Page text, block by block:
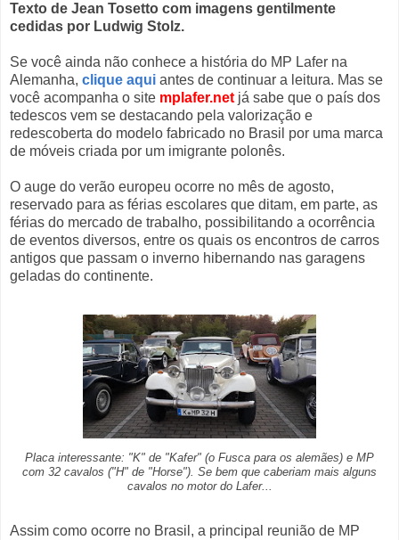
Texto de Jean Tosetto com imagens gentilmente
cedidas por Ludwig Stolz.
Se você ainda não conhece a história do MP Lafer na
Alemanha, clique aqui antes de continuar a leitura. Mas se
você acompanha o site mplafer.netjá sabe que o país dos
tedescos vem se destacando pela valorização e
redescoberta do modelo fabricado no Brasil por uma marca
de móveis criada por um imigrante polonês.
O auge do verão europeu ocorre no mês de agosto,
reservado para as férias escolares que ditam, em parte, as
férias do mercado de trabalho, possibilitando a ocorrência
de eventos diversos, entre os quais os encontros de carros
antigos que passam o inverno hibernando nas garagens
geladas do continente.
Placa interessante: "K" de "Kafer" (o Fusca para os alemães) e MP
com 32 cavalos ("H" de "Horse"). Se bem que caberiam mais alguns
cavalos no motor do Lafer...
Assim como ocorre no Brasil, a principal reunião de MP